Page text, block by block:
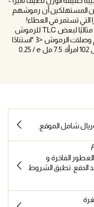
مع كل تطبيق؛ قال 74% من المستهلكين أن رموشهم
الماسكارا التي تستمر في العطاء!
بسستت! يعد ماسكارا إتريتش اند إيليفيت مثاليًا لبعض TLC للرموش
طويلة الأمد إذا كنت قد بالغت في استخدام وصلات الرموش <3 *استنادًا
إلى دراسة تصور المستهلك التي أجريت على 102 امرأة. 7.5 مل ℮ / 0.25
299 درهم/ريال شامل الموقع.
درهم من العطور الفاخرة و
الدفع. تطبق الشروط